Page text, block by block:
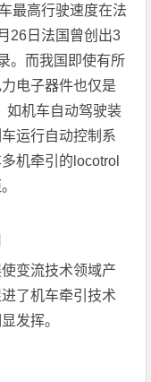
最高行驶速度在法
26日法国曾创出3
。而我国即使有所
电子器件也仅是
如机车自动驾驶装
运行自动控制系
机牵引的locotrol
变流技术领域产
了机车牵引技术
发挥。